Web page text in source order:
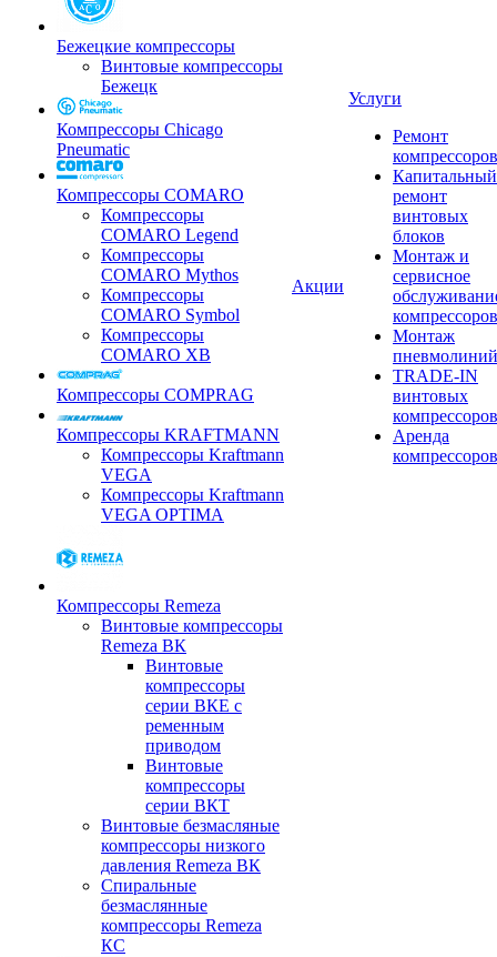
Бежецкие компрессоры
Винтовые компрессоры
Бежецк
Компрессоры Chicago
Pneumatic
Компрессоры COMARO
Компрессоры
COMARO Legend
Компрессоры
COMARO Mythos
Компрессоры
COMARO Symbol
Компрессоры
COMARO XB
Компрессоры COMPRAG
Компрессоры KRAFTMANN
Компрессоры Kraftmann
VEGA
Компрессоры Kraftmann
VEGA OPTIMA
Компрессоры Remeza
Винтовые компрессоры
Remeza ВК
Винтовые
компрессоры
серии ВКЕ с
ременным
приводом
Винтовые
компрессоры
серии ВКТ
Винтовые безмасляные
компрессоры низкого
давления Remeza ВК
Спиральные
безмаслянные
компрессоры Remeza
КС
Акции
Услуги
Ремонт
компрессоров
Капитальный
ремонт
винтовых
блоков
Монтаж и
сервисное
компрессоров
Монтаж
пневмолиний
TRADE-IN
винтовых
компрессоров
Аренда
компрессоров